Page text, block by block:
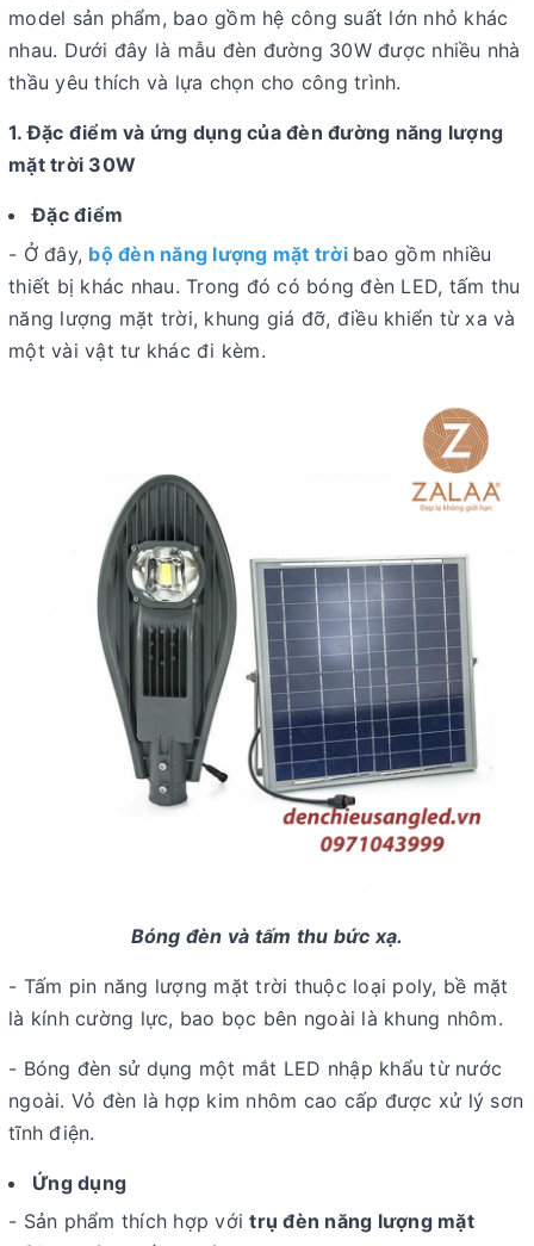
model sản phẩm, bao gồm hệ công suất lớn nhỏ khác
nhau. Dưới đây là mẫu đèn đường 30W được nhiều nhà
thầu yêu thích và lựa chọn cho công trình.
1. Đặc điểm và ứng dụng của đèn đường năng lượng
mặt trời 30W
Đặc điểm
- Ở đây, bộ đèn năng lượng mặt trời bao gồm nhiều
thiết bị khác nhau. Trong đó có bóng đèn LED, tấm thu
năng lượng mặt trời, khung giá đỡ, điều khiển từ xa và
một vài vật tư khác đi kèm.
Bóng đèn và tấm thu bức xạ.
- Tấm pin năng lượng mặt trời thuộc loại poly, bề mặt
là kính cường lực, bao bọc bên ngoài là khung nhôm.
- Bóng đèn sử dụng một mắt LED nhập khẩu từ nước
ngoài. Vỏ đèn là hợp kim nhôm cao cấp được xử lý sơn
tĩnh điện.
Ứng dụng
- Sản phẩm thích hợp vớitrụ đèn năng lượng mặt